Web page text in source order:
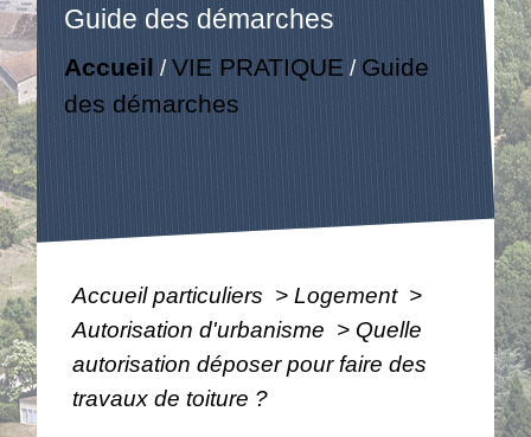
Guide des démarches
Accueil /VIE PRATIQUE / Guide
des démarches
Accueil particuliers > Logement >
Autorisation d'urbanisme > Quelle
autorisation déposer pour faire des
travaux de toiture ?